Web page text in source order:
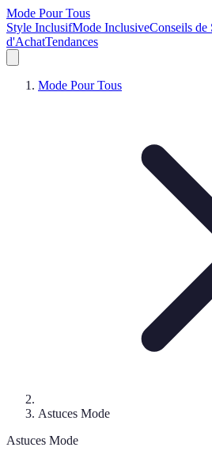
Mode Pour Tous
Style InclusifMode InclusiveConseils de
d'AchatTendances
Mode Pour Tous
Astuces Mode
Astuces Mode